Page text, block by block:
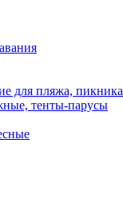
для пляжа, пикника
тенты-парусы